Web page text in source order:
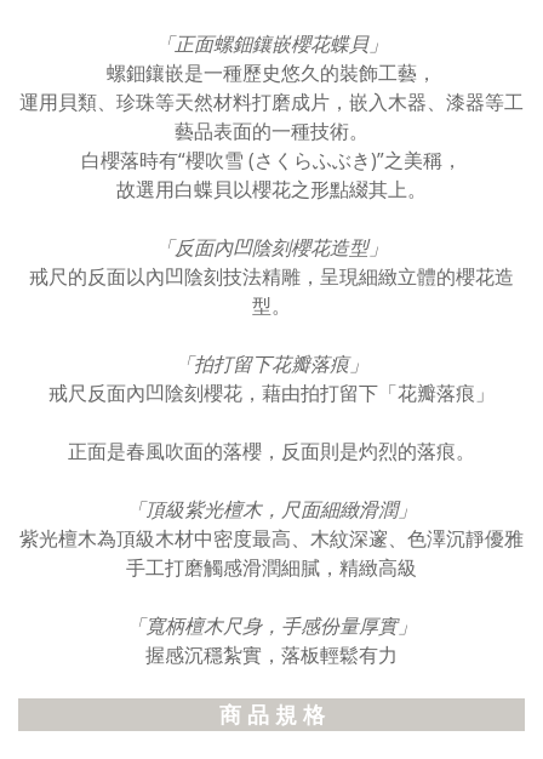
「正面螺鈿鑲嵌櫻花蝶貝」
螺鈿鑲嵌是一種歷史悠久的裝飾工藝，
運用貝類、珍珠等天然材料打磨成片，嵌入木器、漆器等工
藝品表面的一種技術。
白櫻落時有“櫻吹雪 (さくらふぶき)”之美稱，
故選用白蝶貝以櫻花之形點綴其上。
「反面內凹陰刻櫻花造型」
戒尺的反面以內凹陰刻技法精雕，呈現細緻立體的櫻花造
型。
「拍打留下花瓣落痕」
戒尺反面內凹陰刻櫻花，藉由拍打留下「花瓣落痕」
正面是春風吹面的落櫻，反面則是灼烈的落痕。
「頂級紫光檀木，尺面細緻滑潤」
紫光檀木為頂級木材中密度最高、木紋深邃、色澤沉靜優雅
手工打磨觸感滑潤細膩，精緻高級
「寬柄檀木尺身，手感份量厚實」
握感沉穩紮實，落板輕鬆有力
商 品 規 格